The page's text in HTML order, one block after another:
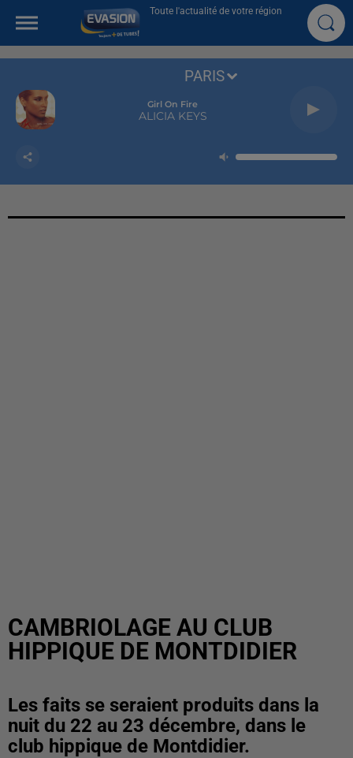
Toute l'actualité de votre région
Girl On Fire
ALICIA KEYS
PARIS
CAMBRIOLAGE AU CLUB
HIPPIQUE DE MONTDIDIER
Les faits se seraient produits dans la
nuit du 22 au 23 décembre, dans le
club hippique de Montdidier.